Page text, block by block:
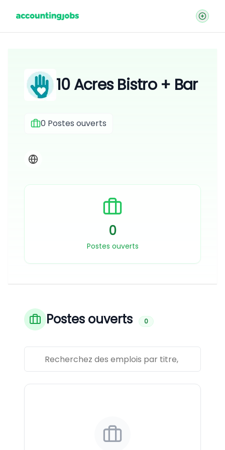
10 Acres Bistro + Bar
0 Postes ouverts
0
Postes ouverts
Postes ouverts 0